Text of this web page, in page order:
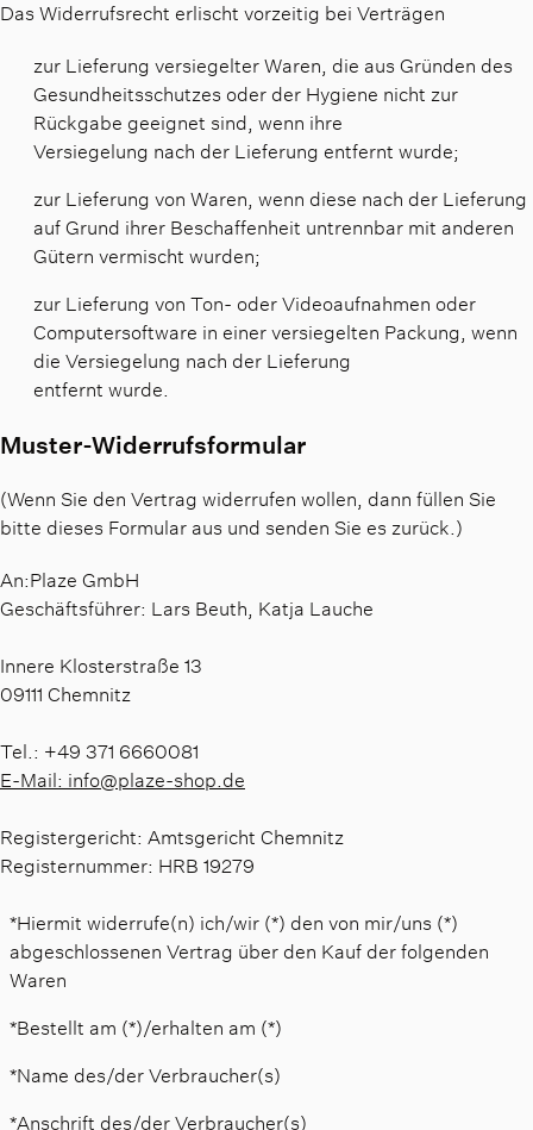
Das Widerrufsrecht erlischt vorzeitig bei Verträgen
zur Lieferung versiegelter Waren, die aus Gründen des
Gesundheitsschutzes oder der Hygiene nicht zur
Rückgabe geeignet sind, wenn ihre
Versiegelung nach der Lieferung entfernt wurde;
zur Lieferung von Waren, wenn diese nach der Lieferung
auf Grund ihrer Beschaffenheit untrennbar mit anderen
Gütern vermischt wurden;
zur Lieferung von Ton- oder Videoaufnahmen oder
Computersoftware in einer versiegelten Packung, wenn
die Versiegelung nach der Lieferung
entfernt wurde.
Muster-Widerrufsformular
(Wenn Sie den Vertrag widerrufen wollen, dann füllen Sie
bitte dieses Formular aus und senden Sie es zurück.)
An:Plaze GmbH
Geschäftsführer: Lars Beuth, Katja Lauche
Innere Klosterstraße 13
09111 Chemnitz
Tel.: +49 371 6660081
E-Mail: info@plaze-shop.de
Registergericht: Amtsgericht Chemnitz
Registernummer: HRB 19279
*Hiermit widerrufe(n) ich/wir (*) den von mir/uns (*)
abgeschlossenen Vertrag über den Kauf der folgenden
Waren
*Bestellt am (*)/erhalten am (*)
*Name des/der Verbraucher(s)
*Anschrift des/der Verbraucher(s)